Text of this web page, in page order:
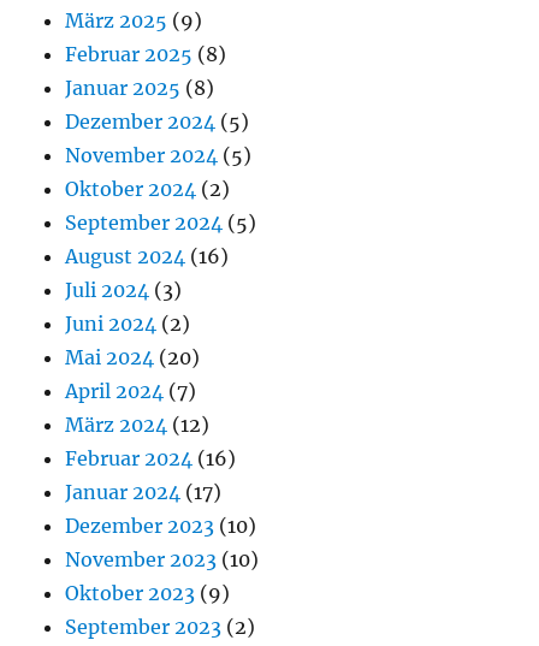
März 2025 (9)
Februar 2025 (8)
Januar 2025 (8)
Dezember 2024 (5)
November 2024 (5)
Oktober 2024 (2)
September 2024 (5)
August 2024 (16)
Juli 2024 (3)
Juni 2024 (2)
Mai 2024 (20)
April 2024 (7)
März 2024 (12)
Februar 2024 (16)
Januar 2024 (17)
Dezember 2023 (10)
November 2023 (10)
Oktober 2023 (9)
September 2023 (2)